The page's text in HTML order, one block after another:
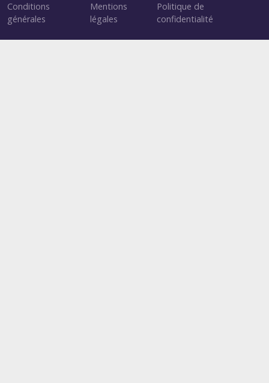
Conditions
générales
Mentions
légales
Politique de
confidentialité